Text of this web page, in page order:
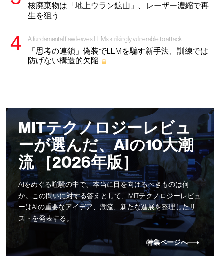
核廃棄物は「地上ウラン鉱山」、レーザー濃縮で再
生を狙う
A fundamental flaw leaves LLMs strikingly vulnerable to attack
「思考の連鎖」偽装でLLMを騙す新手法、訓練では
防げない構造的欠陥
MITテクノロジーレビュ
ーが選んだ、AIの10大潮
流 ［2026年版］
AIをめぐる喧騒の中で、本当に目を向けるべきものは何
か。この問いに対する答えとして、MITテクノロジーレビュ
ーはAIの重要なアイデア、潮流、新たな進展を整理したリ
ストを発表する。
特集ページへ